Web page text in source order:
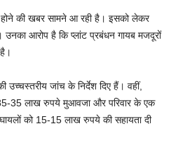
की खबर सामने आ रही है। इसको लेकर
उनका आरोप है कि प्लांट प्रबंधन गायब मजदूरों
जांच के निर्देश दिए हैं। वहीं,
35 लाख रुपये मुआवजा और परिवार के एक
को 15-15 लाख रुपये की सहायता दी